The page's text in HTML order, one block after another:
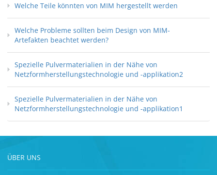
Welche Teile könnten von MIM hergestellt werden
Welche Probleme sollten beim Design von MIM-
Artefakten beachtet werden?
Spezielle Pulvermaterialien in der Nähe von
Netzformherstellungstechnologie und -applikation2
Spezielle Pulvermaterialien in der Nähe von
Netzformherstellungstechnologie und -applikation1
ÜBER UNS